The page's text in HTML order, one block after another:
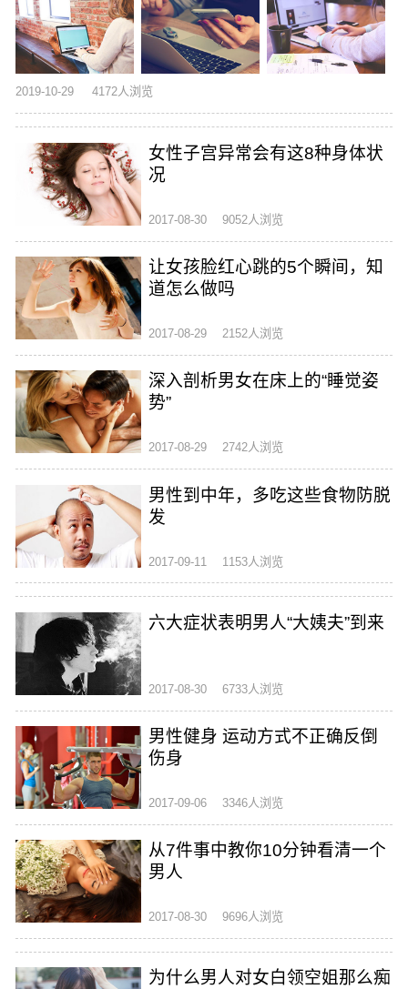
2019-10-29 4172人浏览
女性子宫异常会有这8种身体状
况
2017-08-30 9052人浏览
让女孩脸红心跳的5个瞬间，知
道怎么做吗
2017-08-29 2152人浏览
深入剖析男女在床上的“睡觉姿
势”
2017-08-29 2742人浏览
男性到中年，多吃这些食物防脱
发
2017-09-11 1153人浏览
六大症状表明男人“大姨夫”到来
2017-08-30 6733人浏览
男性健身 运动方式不正确反倒
伤身
2017-09-06 3346人浏览
从7件事中教你10分钟看清一个
男人
2017-08-30 9696人浏览
为什么男人对女白领空姐那么痴